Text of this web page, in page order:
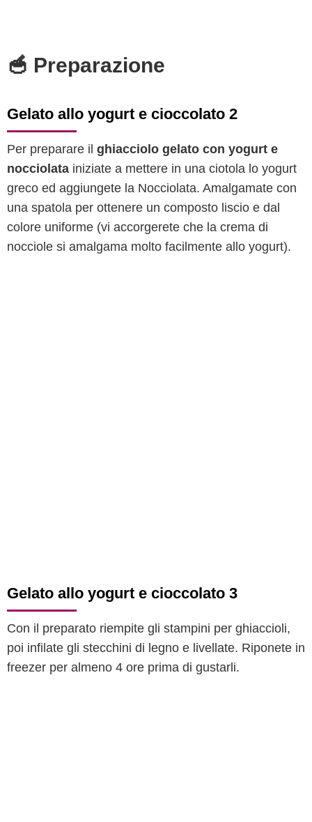
🥣 Preparazione
Gelato allo yogurt e cioccolato 2
Per preparare il ghiacciolo gelato con yogurt e
nocciolata iniziate a mettere in una ciotola lo yogurt
greco ed aggiungete la Nocciolata. Amalgamate con
una spatola per ottenere un composto liscio e dal
colore uniforme (vi accorgerete che la crema di
nocciole si amalgama molto facilmente allo yogurt).
Gelato allo yogurt e cioccolato 3
Con il preparato riempite gli stampini per ghiaccioli,
poi infilate gli stecchini di legno e livellate. Riponete in
freezer per almeno 4 ore prima di gustarli.